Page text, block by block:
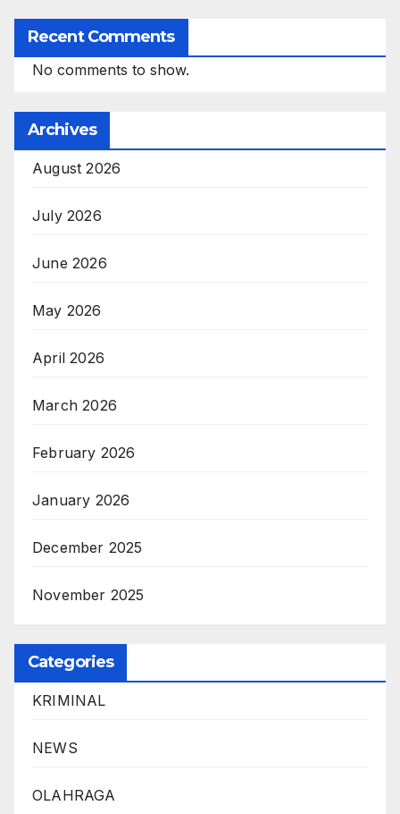
Recent Comments
No comments to show.
Archives
August 2026
July 2026
June 2026
May 2026
April 2026
March 2026
February 2026
January 2026
December 2025
November 2025
Categories
KRIMINAL
NEWS
OLAHRAGA